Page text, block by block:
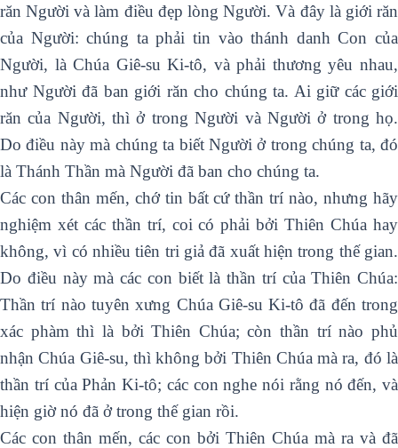
răn Người và làm điều đẹp lòng Người. Và đây là giới răn
của Người: chúng ta phải tin vào thánh danh Con của
Người, là Chúa Giê-su Ki-tô, và phải thương yêu nhau,
như Người đã ban giới răn cho chúng ta. Ai giữ các giới
răn của Người, thì ở trong Người và Người ở trong họ.
Do điều này mà chúng ta biết Người ở trong chúng ta, đó
là Thánh Thần mà Người đã ban cho chúng ta.
Các con thân mến, chớ tin bất cứ thần trí nào, nhưng hãy
nghiệm xét các thần trí, coi có phải bởi Thiên Chúa hay
không, vì có nhiều tiên tri giả đã xuất hiện trong thế gian.
Do điều này mà các con biết là thần trí của Thiên Chúa:
Thần trí nào tuyên xưng Chúa Giê-su Ki-tô đã đến trong
xác phàm thì là bởi Thiên Chúa; còn thần trí nào phủ
nhận Chúa Giê-su, thì không bởi Thiên Chúa mà ra, đó là
thần trí của Phản Ki-tô; các con nghe nói rằng nó đến, và
hiện giờ nó đã ở trong thế gian rồi.
Các con thân mến, các con bởi Thiên Chúa mà ra và đã